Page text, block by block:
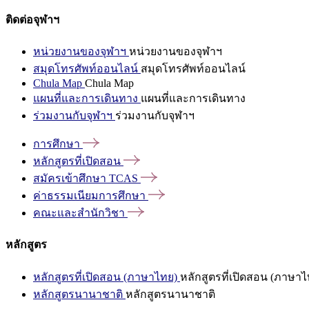
ติดต่อจุฬาฯ
หน่วยงานของจุฬาฯ หน่วยงานของจุฬาฯ
สมุดโทรศัพท์ออนไลน์ สมุดโทรศัพท์ออนไลน์
Chula Map Chula Map
แผนที่และการเดินทาง แผนที่และการเดินทาง
ร่วมงานกับจุฬาฯ ร่วมงานกับจุฬาฯ
การศึกษา
หลักสูตรที่เปิดสอน
สมัครเข้าศึกษา TCAS
ค่าธรรมเนียมการศึกษา
คณะและสำนักวิชา
หลักสูตร
หลักสูตรที่เปิดสอน (ภาษาไทย) หลักสูตรที่เปิดสอน (ภาษาไ
หลักสูตรนานาชาติ หลักสูตรนานาชาติ